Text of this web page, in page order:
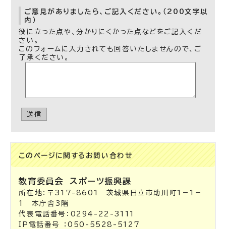
ご意見がありましたら、ご記入ください。（200文字以
内）
役に立った点や、分かりにくかった点などをご記入くだ
さい。
このフォームに入力されても回答いたしませんので、ご
了承ください。
送信
このページに関する お問い合わせ
教育委員会 スポーツ振興課
所在地：〒317-8601 茨城県日立市助川町1－1－
1 本庁舎3階
代表電話番号：0294-22-3111
IP電話番号 ：050-5528-5127